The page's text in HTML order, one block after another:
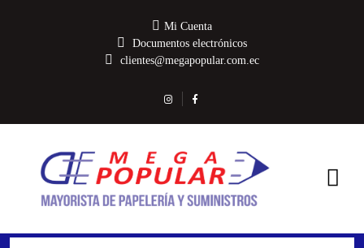
Mi Cuenta
Documentos electrónicos
clientes@megapopular.com.ec